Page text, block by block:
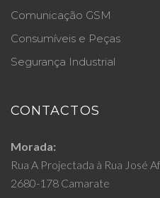
Comunicação GSM
Consumíveis e Peças
Segurança Industrial
CONTACTOS
Morada:
Rua A Projectada à Rua José
2680-178 Camarate